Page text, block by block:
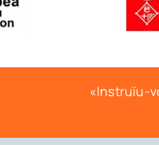
«Instruïu-